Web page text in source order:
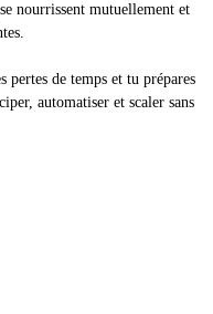
nourrissent mutuellement et
pertes de temps et tu prépares
automatiser et scaler sans